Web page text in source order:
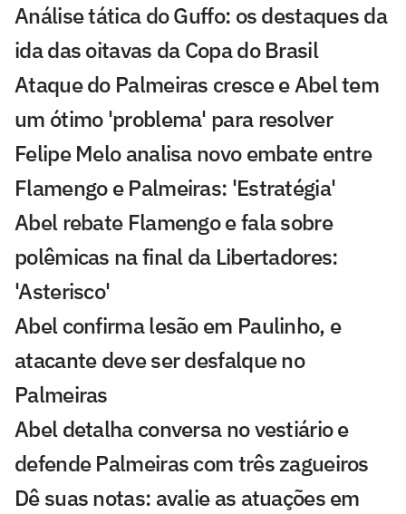
Análise tática do Guffo: os destaques da
ida das oitavas da Copa do Brasil
Ataque do Palmeiras cresce e Abel tem
um ótimo 'problema' para resolver
Felipe Melo analisa novo embate entre
Flamengo e Palmeiras: 'Estratégia'
Abel rebate Flamengo e fala sobre
polêmicas na final da Libertadores:
'Asterisco'
Abel confirma lesão em Paulinho, e
atacante deve ser desfalque no
Palmeiras
Abel detalha conversa no vestiário e
defende Palmeiras com três zagueiros
Dê suas notas: avalie as atuações em